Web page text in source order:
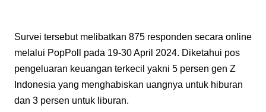
Survei tersebut melibatkan 875 responden secara online
melalui PopPoll pada 19-30 April 2024. Diketahui pos
pengeluaran keuangan terkecil yakni 5 persen gen Z
Indonesia yang menghabiskan uangnya untuk hiburan
dan 3 persen untuk liburan.